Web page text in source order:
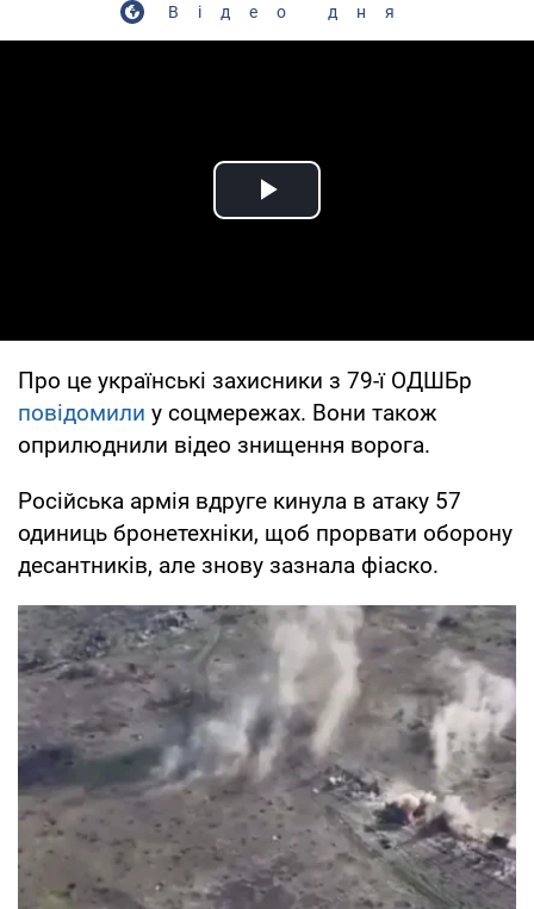
Відео дня
Play Video
Про це українські захисники з 79-ї ОДШБр
повідомили у соцмережах. Вони також
оприлюднили відео знищення ворога.
Російська армія вдруге кинула в атаку 57
одиниць бронетехніки, щоб прорвати оборону
десантників, але знову зазнала фіаско.